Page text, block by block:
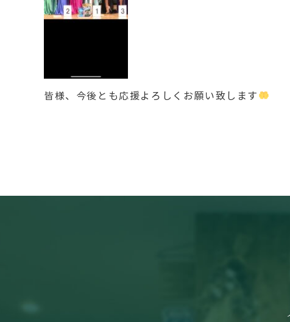
皆様、今後とも応援よろしくお願い致します